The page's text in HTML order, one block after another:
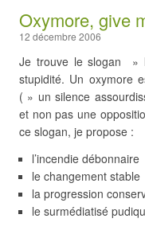
Oxymore, give
12 décembre 2006
Je trouve le slogan »
stupidité. Un oxymore
( » un silence
et non pas une
ce slogan, je propose :
l’incendie débonnaire
le changement stable
la progression
le surmédiatisé